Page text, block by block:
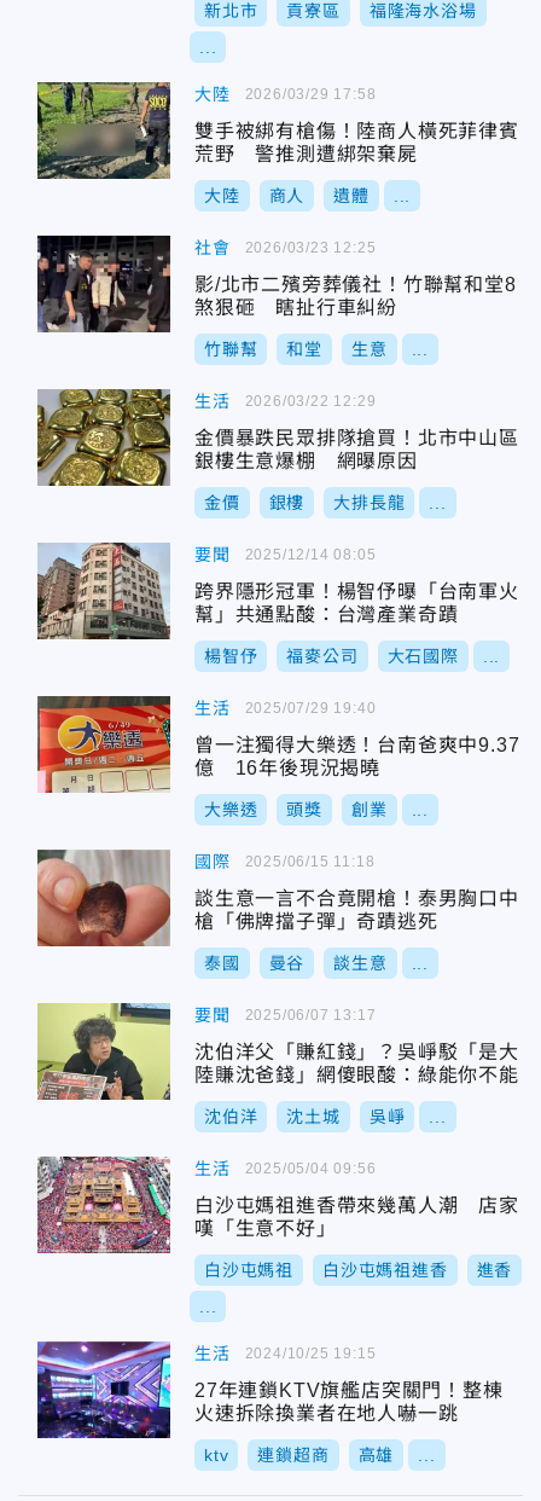
新北市 貢寮區 福隆海水浴場
大陸
雙手被綁有槍傷！陸商人橫死菲律賓
荒野 警推測遭綁架棄屍
大陸 商人 遺體
2026/03/29 17:58
社會
影/北市二殯旁葬儀社！竹聯幫和堂8
煞狠砸 瞎扯行車糾紛
竹聯幫 和堂 生意
2026/03/23 12:25
生活
金價暴跌民眾排隊搶買！北市中山區
銀樓生意爆棚 網曝原因
金價 銀樓 大排長龍
2026/03/22 12:29
要聞
跨界隱形冠軍！楊智伃曝「台南軍火
幫」共通點酸：台灣產業奇蹟
楊智伃 福麥公司 大石國際
2025/12/14 08:05
生活
曾一注獨得大樂透！台南爸爽中9.37
億 16年後現況揭曉
大樂透 頭獎 創業
2025/07/29 19:40
國際
談生意一言不合竟開槍！泰男胸口中
槍「佛牌擋子彈」奇蹟逃死
泰國 曼谷 談生意
2025/06/15 11:18
要聞
沈伯洋父「賺紅錢」？吳崢駁「是大
陸賺沈爸錢」網傻眼酸：綠能你不能
沈伯洋 沈土城 吳崢
2025/06/07 13:17
生活
白沙屯媽祖進香帶來幾萬人潮 店家
嘆「生意不好」
白沙屯媽祖 白沙屯媽祖進香 進香
2025/05/04 09:56
生活
27年連鎖KTV旗艦店突關門！整棟
火速拆除換業者在地人嚇一跳
ktv 連鎖超商 高雄
2024/10/25 19:15